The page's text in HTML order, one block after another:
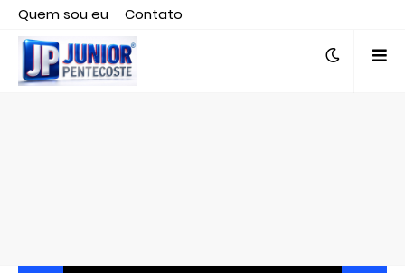
Quem sou eu
Contato
Editor responsável, jornalista Clovis Almeida.